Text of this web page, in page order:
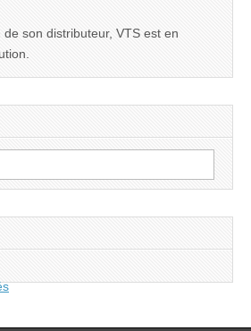
son distributeur, VTS est en